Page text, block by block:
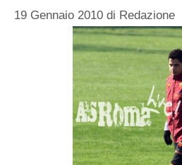
19 Gennaio 2010 di Redazione